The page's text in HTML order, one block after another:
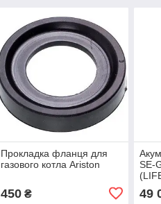
Прокладка фланця для
газового котла Ariston
450₴
SE-
49